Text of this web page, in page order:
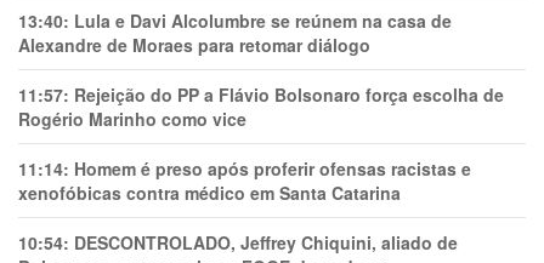
13:40: Lula e Davi Alcolumbre se reúnem na casa de
Alexandre de Moraes para retomar diálogo
11:57: Rejeição do PP a Flávio Bolsonaro força escolha de
Rogério Marinho como vice
11:14: Homem é preso após proferir ofensas racistas e
xenofóbicas contra médico em Santa Catarina
10:54: DESCONTROLADO, Jeffrey Chiquini, aliado de